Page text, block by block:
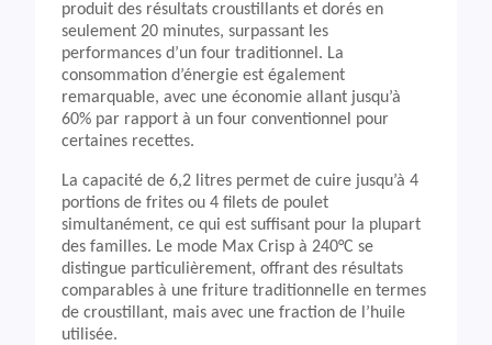
produit des résultats croustillants et dorés en
seulement 20 minutes, surpassant les
performances d’un four traditionnel. La
consommation d’énergie est également
remarquable, avec une économie allant jusqu’à
60% par rapport à un four conventionnel pour
certaines recettes.
La capacité de 6,2 litres permet de cuire jusqu’à 4
portions de frites ou 4 filets de poulet
simultanément, ce qui est suffisant pour la plupart
des familles. Le mode Max Crisp à 240°C se
distingue particulièrement, offrant des résultats
comparables à une friture traditionnelle en termes
de croustillant, mais avec une fraction de l’huile
utilisée.